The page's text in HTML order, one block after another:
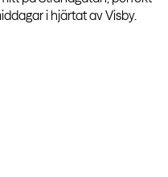
i hjärtat av Visby.